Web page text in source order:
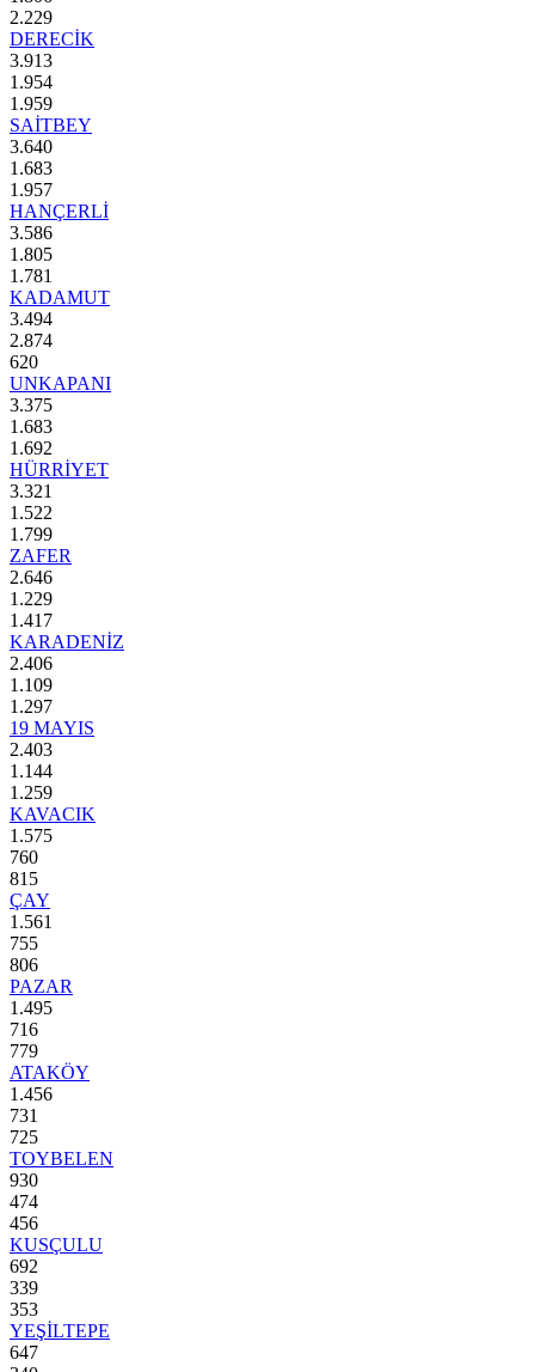
2.229
DERECİK
3.913
1.954
1.959
SAİTBEY
3.640
1.683
1.957
HANÇERLİ
3.586
1.805
1.781
KADAMUT
3.494
2.874
620
UNKAPANI
3.375
1.683
1.692
HÜRRİYET
3.321
1.522
1.799
ZAFER
2.646
1.229
1.417
KARADENİZ
2.406
1.109
1.297
19 MAYIS
2.403
1.144
1.259
KAVACIK
1.575
760
815
ÇAY
1.561
755
806
PAZAR
1.495
716
779
ATAKÖY
1.456
731
725
TOYBELEN
930
474
456
KUSÇULU
692
339
353
YEŞİLTEPE
647